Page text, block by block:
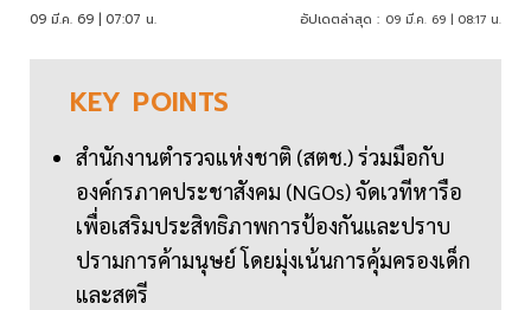
09 มี.ค. 69 | 07:07 น. อัปเดตล่าสุด : 09 มี.ค. 69 | 08:17 น.
KEY POINTS
สำนักงานตำรวจแห่งชาติ (สตช.) ร่วมมือกับ
องค์กรภาคประชาสังคม (NGOs) จัดเวทีหารือ
เพื่อเสริมประสิทธิภาพการป้องกันและปราบ
ปรามการค้ามนุษย์ โดยมุ่งเน้นการคุ้มครองเด็ก
และสตรี